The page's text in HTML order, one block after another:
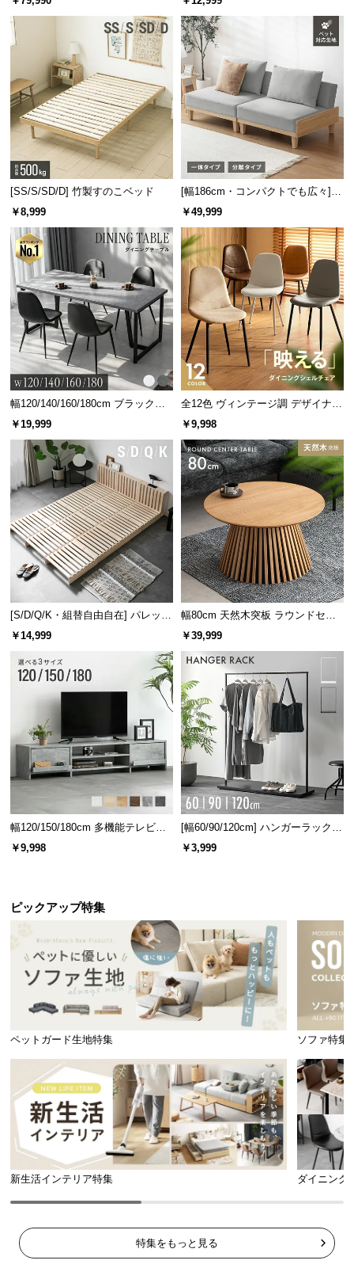
板 美しい格子デザイン
[SS/S/SD/D] 竹製すのこベッド
￥8,999
[幅186cm・コンパクトでも広々] 3
人掛けソファベッド リクライニン
￥49,999
幅120/140/160/180cm ブラックフ
レーム ダイニング 大理石調 4人掛
￥19,999
全12色 ヴィンテージ調 デザイナー
ズシェルチェア
￥9,998
[S/D/Q/K・組替自由自在] パレット
ベッド 8/12/16枚セット
￥14,999
幅80cm 天然木突板 ラウンドセン
ターテーブル 美しい格子デザイン
￥39,999
幅120/150/180cm 多機能テレビボ
ード 木目/石目調 オープン収納・
引き出し収納付き
￥9,998
[幅60/90/120cm] ハンガーラック
スチール 4段階高さ調節 サイドフ
ック オープンラック シンプル
￥3,999
ピックアップ特集
ペットガード生地特集 ソファ特集
新生活インテリア特集 ダイニング
特集をもっと見る